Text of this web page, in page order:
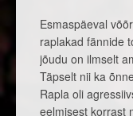
Esmaspäeval
raplakad fännide
jõudu on ilmselt
Täpselt nii ka
Rapla oli
eelmisest korrast